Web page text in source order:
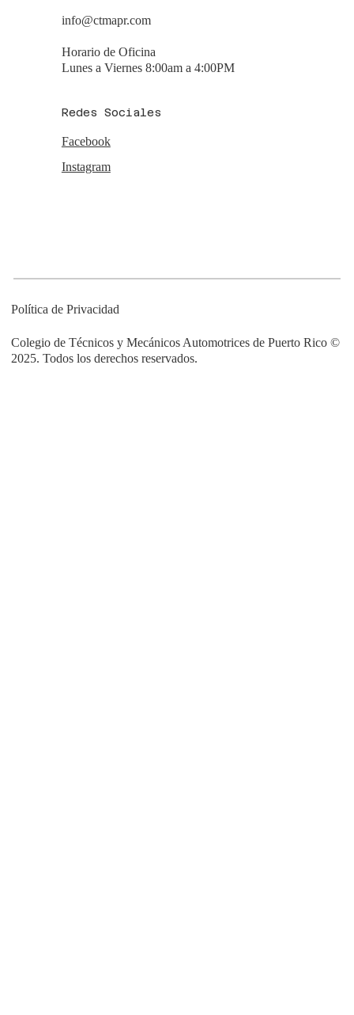
info@ctmapr.com
Horario de Oficina
Lunes a Viernes 8:00am a 4:00PM
Redes Sociales
Facebook
Instagram
Política de Privacidad
Colegio de Técnicos y Mecánicos Automotrices de Puerto Rico ©
2025. Todos los derechos reservados.